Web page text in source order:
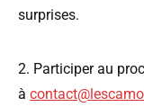
surprises.
2. Participer au
à